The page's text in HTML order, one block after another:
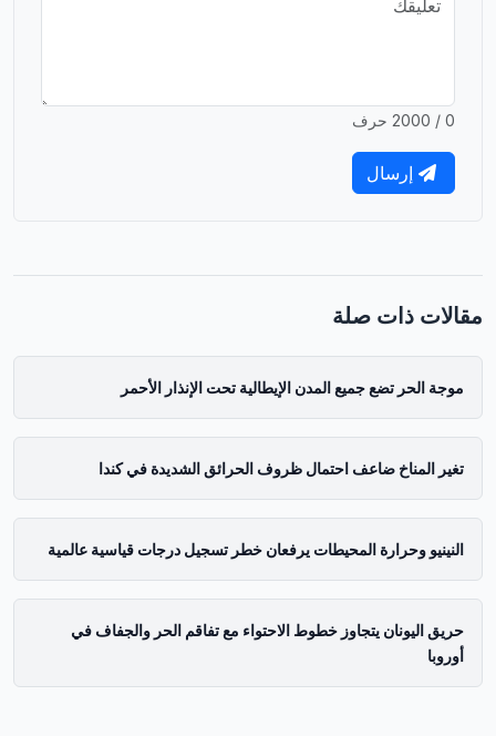
0 / 2000 حرف
إرسال
مقالات ذات صلة
موجة الحر تضع جميع المدن الإيطالية تحت الإنذار الأحمر
تغير المناخ ضاعف احتمال ظروف الحرائق الشديدة في كندا
النينيو وحرارة المحيطات يرفعان خطر تسجيل درجات قياسية عالمية
حريق اليونان يتجاوز خطوط الاحتواء مع تفاقم الحر والجفاف في
أوروبا